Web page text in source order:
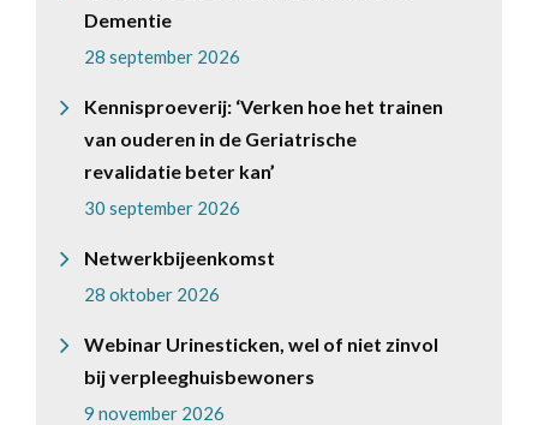
Dementie
28 september 2026
Kennisproeverij: ‘Verken hoe het trainen
van ouderen in de Geriatrische
revalidatie beter kan’
30 september 2026
Netwerkbijeenkomst
28 oktober 2026
Webinar Urinesticken, wel of niet zinvol
bij verpleeghuisbewoners
9 november 2026